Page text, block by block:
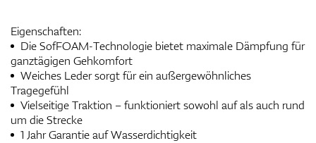
Eigenschaften:
Die SofFOAM-Technologie bietet maximale Dämpfung für
ganztägigen Gehkomfort
Weiches Leder sorgt für ein außergewöhnliches
Tragegefühl
Vielseitige Traktion – funktioniert sowohl auf als auch rund
um die Strecke
1 Jahr Garantie auf Wasserdichtigkeit